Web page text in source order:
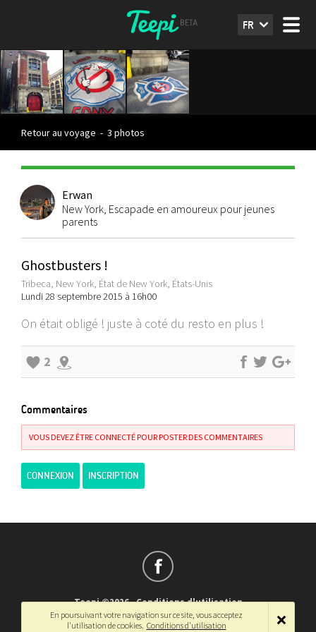
FR
Retour au voyage - 3 photos
Erwan
New York, Escapade en amoureux pour jeunes
parents
Ghostbusters !
Tribeca, New York, État de New York, États-Unis
Lundi 28 septembre 2015 à 16h00
On était obligé ! juste à coté du resto en plus !
2
Commentaires
VOUS DEVEZ ÊTRE CONNECTÉ POUR POSTER DES COMMENTAIRES
CONNEXION INSCRIPTION
Teepi ©2026-Conditions d'utilisation
Français-English
En poursuivant votre navigation sur ce site, vous acceptez
l'utilisation de cookies. Conditions d'utilisation